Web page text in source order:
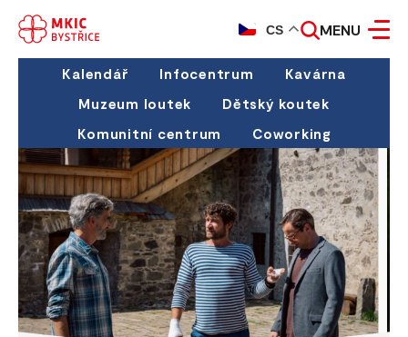
CS MENU
Kalendář Infocentrum
Kavárna
Muzeum loutek
Dětský koutek
Komunitní centrum
Coworking